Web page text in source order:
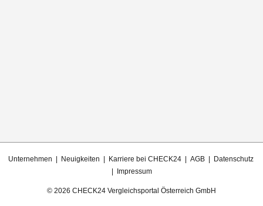
Unternehmen | Neuigkeiten | Karriere bei CHECK24 | AGB
| Datenschutz
| Impressum
© 2026 CHECK24 Vergleichsportal Österreich GmbH